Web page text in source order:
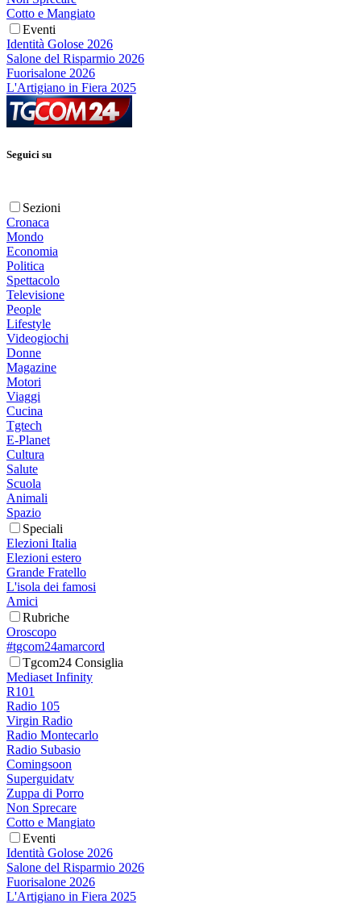
Cotto e Mangiato
Eventi
Identità Golose 2026
Salone del Risparmio 2026
Fuorisalone 2026
L'Artigiano in Fiera 2025
Seguici su
Sezioni
Cronaca
Mondo
Economia
Politica
Spettacolo
Televisione
People
Lifestyle
Videogiochi
Donne
Magazine
Motori
Viaggi
Cucina
Tgtech
E-Planet
Cultura
Salute
Scuola
Animali
Spazio
Speciali
Elezioni Italia
Elezioni estero
Grande Fratello
L'isola dei famosi
Amici
Rubriche
Oroscopo
#tgcom24amarcord
Tgcom24 Consiglia
Mediaset Infinity
R101
Radio 105
Virgin Radio
Radio Montecarlo
Radio Subasio
Comingsoon
Superguidatv
Zuppa di Porro
Non Sprecare
Cotto e Mangiato
Eventi
Identità Golose 2026
Salone del Risparmio 2026
Fuorisalone 2026
L'Artigiano in Fiera 2025